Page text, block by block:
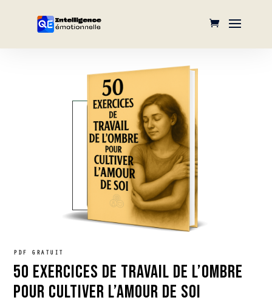
PDF GRATUIT
50 EXERCICES DE TRAVAIL DE L’OMBRE
POUR CULTIVER L’AMOUR DE SOI